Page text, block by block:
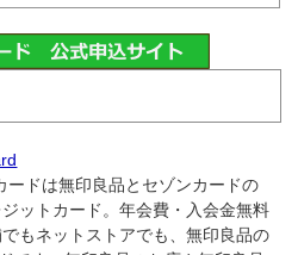
ドは無印良品とセゾンカードの
ットカード。年会費・入会金無料
もネットストアでも、無印良品の